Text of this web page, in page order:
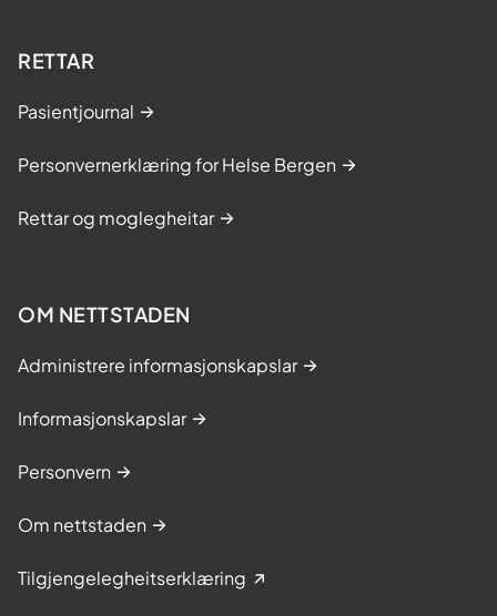
RETTAR
Pasientjournal
Personvernerklæring for Helse Bergen
Rettar og moglegheitar
OM NETTSTADEN
Administrere informasjonskapslar
Informasjonskapslar
Personvern
Om nettstaden
Tilgjengelegheitserklæring